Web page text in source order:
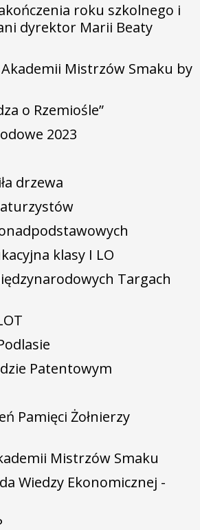
roku szkolnego i
dyrektor Marii Beaty
Akademii Mistrzów Smaku by
o Rzemiośle”
2023
drzewa
klasy I LO
Targach
Patentowym
Pamięci Żołnierzy
Mistrzów Smaku
Wiedzy Ekonomicznej -